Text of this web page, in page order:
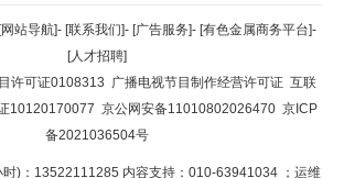
返回顶部
返回首页
站导航]- [联系我们]- [广告服务]- [有色金属商务平台]-
[人才招聘]
许可证0108313 广播电视节目制作经营许可证 互联
10120170077 京公网安备11010802026470 京ICP
备2021036504号
)：13522111285 内容支持：010-63941034 ；运维